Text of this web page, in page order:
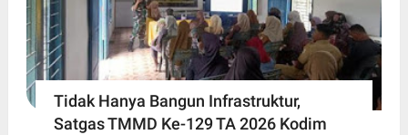
Tidak Hanya Bangun Infrastruktur,
Satgas TMMD Ke-129 TA 2026 Kodim